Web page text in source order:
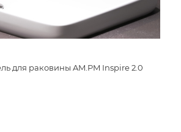
для раковины AM.PM Inspire 2.0